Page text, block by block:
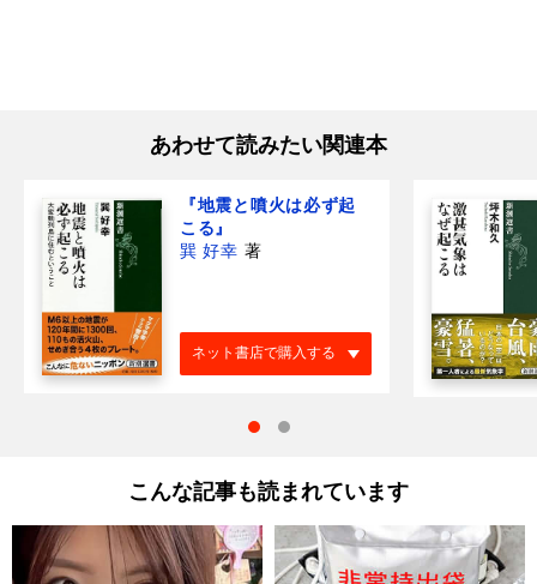
あわせて読みたい関連本
『地震と噴火は必ず起
こる』
巽 好幸 著
ネット書店で購入する
こんな記事も読まれています